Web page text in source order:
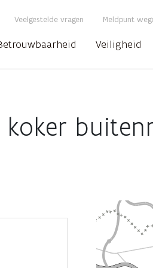
Veelgestelde vragen Meldpunt
Veiligheid
koker
AWV
map